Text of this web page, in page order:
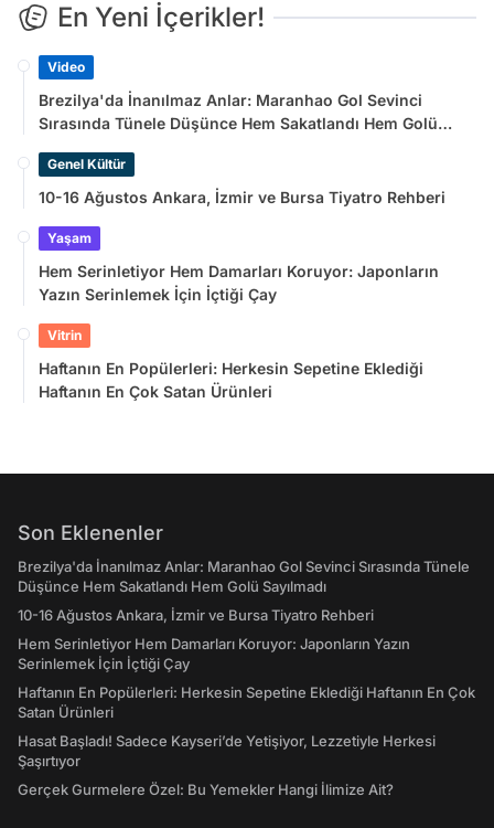
En Yeni İçerikler!
Video
Brezilya'da İnanılmaz Anlar: Maranhao Gol Sevinci
Sırasında Tünele Düşünce Hem Sakatlandı Hem Golü
Genel Kültür
10-16 Ağustos Ankara, İzmir ve Bursa Tiyatro Rehberi
Yaşam
Hem Serinletiyor Hem Damarları Koruyor: Japonların
Yazın Serinlemek İçin İçtiği Çay
Vitrin
Haftanın En Popülerleri: Herkesin Sepetine Eklediği
Haftanın En Çok Satan Ürünleri
Son Eklenenler
Brezilya'da İnanılmaz Anlar: Maranhao Gol Sevinci Sırasında Tünele
Düşünce Hem Sakatlandı Hem Golü Sayılmadı
10-16 Ağustos Ankara, İzmir ve Bursa Tiyatro Rehberi
Hem Serinletiyor Hem Damarları Koruyor: Japonların Yazın
Serinlemek İçin İçtiği Çay
Haftanın En Popülerleri: Herkesin Sepetine Eklediği Haftanın En Çok
Satan Ürünleri
Hasat Başladı! Sadece Kayseri’de Yetişiyor, Lezzetiyle Herkesi
Şaşırtıyor
Gerçek Gurmelere Özel: Bu Yemekler Hangi İlimize Ait?